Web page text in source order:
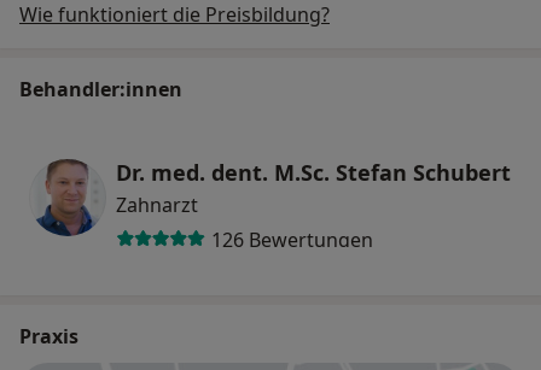
Wie funktioniert die Preisbildung?
Behandler:innen
Dr. med. dent. M.Sc. Stefan Schubert
Zahnarzt
126 Bewertungen
Praxis